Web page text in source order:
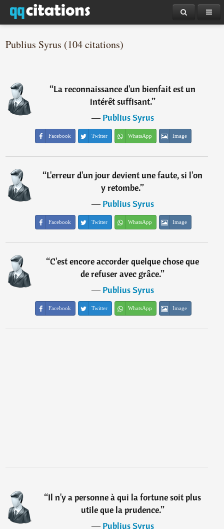
Publius Syrus (104 citations)
“La reconnaissance d'un bienfait est un
intérêt suffisant.”
―Publius Syrus
Facebook Twitter WhatsApp Image
“L'erreur d'un jour devient une faute, si l'on
y retombe.”
―Publius Syrus
Facebook Twitter WhatsApp Image
“C'est encore accorder quelque chose que
de refuser avec grâce.”
―Publius Syrus
Facebook Twitter WhatsApp Image
“Il n'y a personne à qui la fortune soit plus
utile que la prudence.”
―Publius Syrus